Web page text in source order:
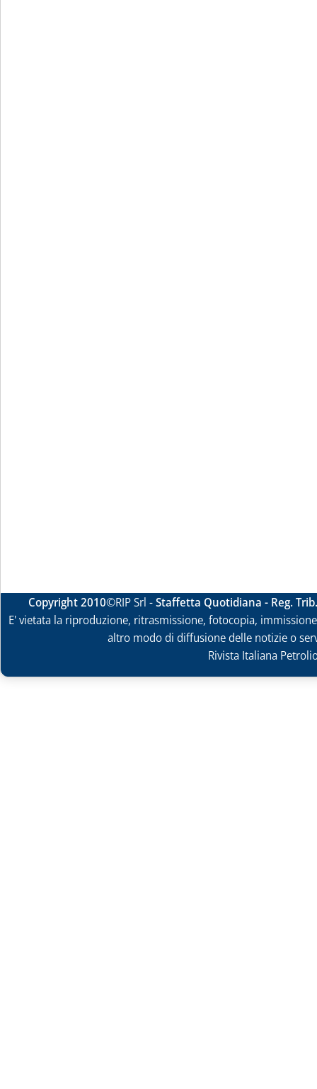
Copyright 2010©RIP Srl -Staffetta Quotidiana - Reg.
E' vietata la riproduzione, ritrasmissione, fotocopia,
altro modo di diffusione delle notizie o
Rivista Italiana